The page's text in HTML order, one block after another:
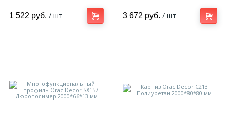
1 522 руб. / шт 3 672 руб. / шт